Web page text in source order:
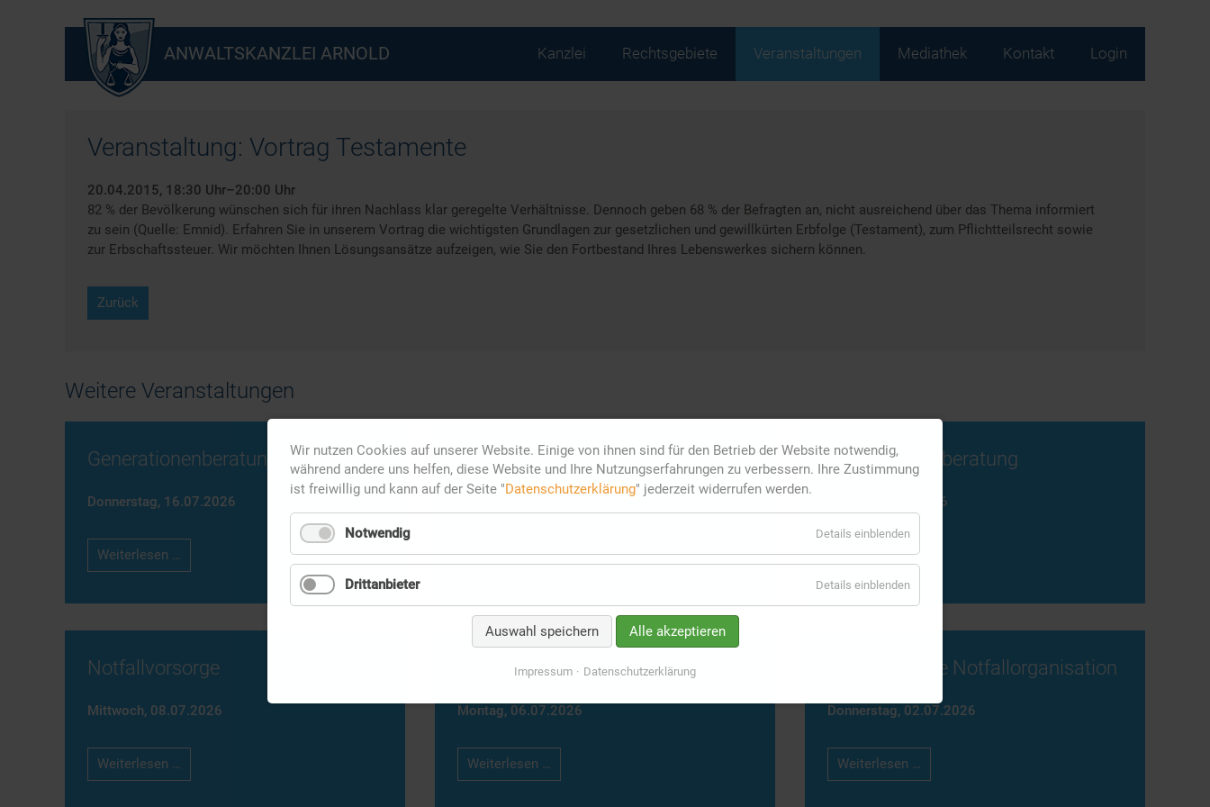
ANWALTSKANZLEI ARNOLD
überspringen
Kanzlei Rechtsgebiete Veranstaltungen Mediathek Kontakt Login
Veranstaltung: Vortrag Testamente
20.04.2015, 18:30 Uhr–20:00 Uhr
82 % der Bevölkerung wünschen sich für ihren Nachlass klar geregelte Verhältnisse. Dennoch geben 68 % der Befragten an, nicht ausreichend über das Thema informiert
zu sein (Quelle: Emnid). Erfahren Sie in unserem Vortrag die wichtigsten Grundlagen zur gesetzlichen und gewillkürten Erbfolge (Testament), zum Pflichtteilsrecht sowie
zur Erbschaftssteuer. Wir möchten Ihnen Lösungsansätze aufzeigen, wie Sie den Fortbestand Ihres Lebenswerkes sichern können.
Zurück
Weitere Veranstaltungen
Generationenberatung
Donnerstag, 16.07.2026
Weiterlesen … Generationenberatung
Generationenmanagement
Weiterlesen …Generationenmanagement
Generationenberatung
10.07.2026
Weiterlesen …
Notfallvorsorge
Mittwoch, 08.07.2026
Weiterlesen …
Generationenmanagement
Montag, 06.07.2026
Weiterlesen …
Professionelle Notfallorganisation
Donnerstag, 02.07.2026
Weiterlesen …
Notfallorganisation
Wir nutzen Cookies auf unserer Website. Einige von ihnen sind für den Betrieb der Website notwendig,
während andere uns helfen, diese Website und Ihre Nutzungserfahrungen zu verbessern. Ihre Zustimmung
ist freiwillig und kann auf der Seite "Datenschutzerklärung" jederzeit widerrufen werden.
Notwendig Details einblenden
Drittanbieter Details einblenden
Auswahl speichern Alle akzeptieren
Impressum Datenschutzerklärung